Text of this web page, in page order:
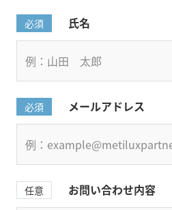
必須 氏名
必須 メールアドレス
任意 お問い合わせ内容